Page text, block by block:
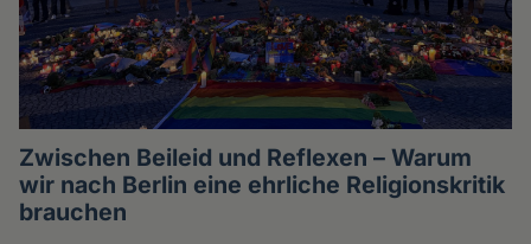
Zwischen Beileid und Reflexen – Warum
wir nach Berlin eine ehrliche Religionskritik
brauchen